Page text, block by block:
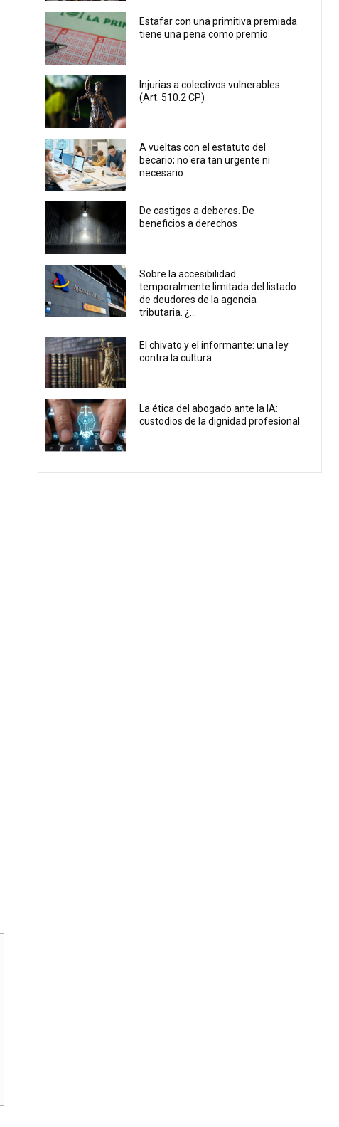
Estafar con una primitiva premiada
tiene una pena como premio
Injurias a colectivos vulnerables
(Art. 510.2 CP)
A vueltas con el estatuto del
becario; no era tan urgente ni
necesario
De castigos a deberes. De
beneficios a derechos
Sobre la accesibilidad
temporalmente limitada del listado
de deudores de la agencia
tributaria. ¿...
El chivato y el informante: una ley
contra la cultura
La ética del abogado ante la IA:
custodios de la dignidad profesional